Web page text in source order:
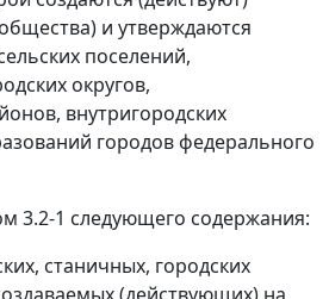
и утверждаются
поселений,
округов,
внутригородских
городов федерального
3.2-1 следующего содержания:
станичных, городских